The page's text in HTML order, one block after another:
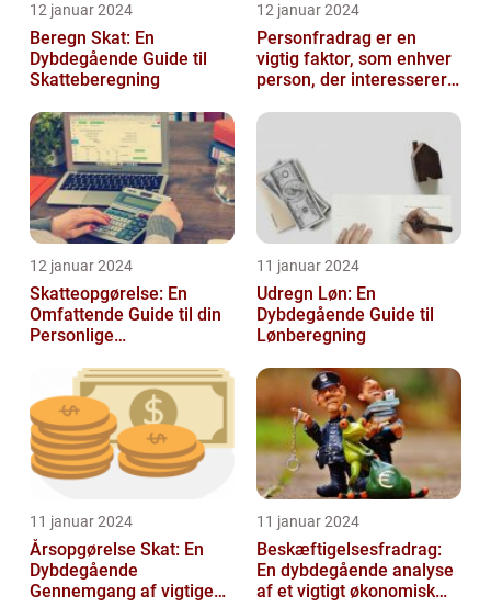
12 januar 2024
Beregn Skat: En
Dybdegående Guide til
Skatteberegning
12 januar 2024
Personfradrag er en
vigtig faktor, som enhver
person, der interesserer
personlig ...
12 januar 2024
Skatteopgørelse: En
Omfattende Guide til din
Personlige
11 januar 2024
Udregn Løn: En
Dybdegående Guide til
Lønberegning
11 januar 2024
Årsopgørelse Skat: En
Dybdegående
Gennemgang af vigtige
11 januar 2024
Beskæftigelsesfradrag:
En dybdegående analyse
af et vigtigt økonomisk